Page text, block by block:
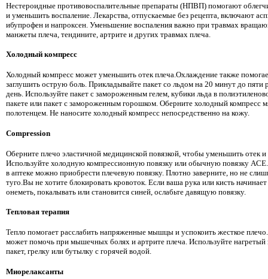
Нестероидные противовоспалительные препараты (НПВП) помогают
и уменьшить воспаление. Лекарства, отпускаемые без рецепта, включают
ибупрофен и напроксен. Уменьшение воспаления важно при травмах
манжеты плеча, тендините, артрите и других травмах плеча.
Холодный компресс
Холодный компресс может уменьшить отек плеча.Охлаждение также
заглушить острую боль. Прикладывайте пакет со льдом на 20 минут до пяти
день. Используйте пакет с замороженным гелем, кубики льда в
пакете или пакет с замороженным горошком. Оберните холодный компресс
полотенцем. Не наносите холодный компресс непосредственно на кожу.
Compression
Оберните плечо эластичной медицинской повязкой, чтобы уменьшить отек и
Используйте холодную компрессионную повязку или обычную повязку
в аптеке можно приобрести плечевую повязку. Плотно заверните, но не
туго.Вы не хотите блокировать кровоток. Если ваша рука или кисть начинает
онеметь, покалывать или становится синей, ослабьте давящую повязку.
Тепловая терапия
Тепло помогает расслабить напряженные мышцы и успокоить жесткое
может помочь при мышечных болях и артрите плеча. Используйте нагретый
пакет, грелку или бутылку с горячей водой.
Миорелаксанты